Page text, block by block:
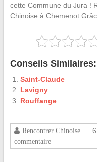
cette Commune du Jura !
Chinoise à Chemenot
Conseils Similaires:
Saint-Claude
Lavigny
Rouffange
Rencontrer Chinoise
commentaire